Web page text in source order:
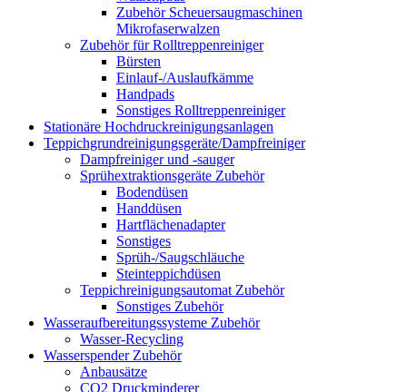
Zubehör Scheuersaugmaschinen
Mikrofaserwalzen
Zubehör für Rolltreppenreiniger
Bürsten
Einlauf-/Auslaufkämme
Handpads
Sonstiges Rolltreppenreiniger
Stationäre Hochdruckreinigungsanlagen
Teppichgrundreinigungsgeräte/Dampfreiniger
Dampfreiniger und -sauger
Sprühextraktionsgeräte Zubehör
Bodendüsen
Handdüsen
Hartflächenadapter
Sonstiges
Sprüh-/Saugschläuche
Steinteppichdüsen
Teppichreinigungsautomat Zubehör
Sonstiges Zubehör
Wasseraufbereitungssysteme Zubehör
Wasser-Recycling
Wasserspender Zubehör
Anbausätze
CO2 Druckminderer